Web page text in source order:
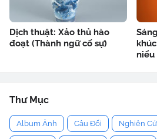
Dịch thuật: Xảo thủ hào
đoạt (Thành ngữ cố sự)
niểu
Thư Mục
Album Ảnh Câu Đối Nghiên